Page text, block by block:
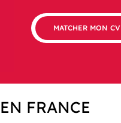
MATCHER MON CV
FRANCE